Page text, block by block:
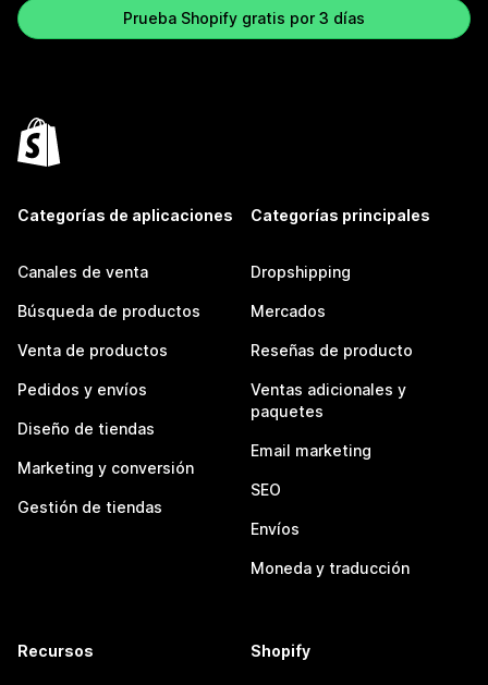
Prueba Shopify gratis por 3 días
Categorías de aplicaciones
Canales de venta
Búsqueda de productos
Venta de productos
Pedidos y envíos
Diseño de tiendas
Marketing y conversión
Gestión de tiendas
Categorías principales
Dropshipping
Mercados
Reseñas de producto
Ventas adicionales y
paquetes
Email marketing
SEO
Envíos
Moneda y traducción
Recursos Shopify